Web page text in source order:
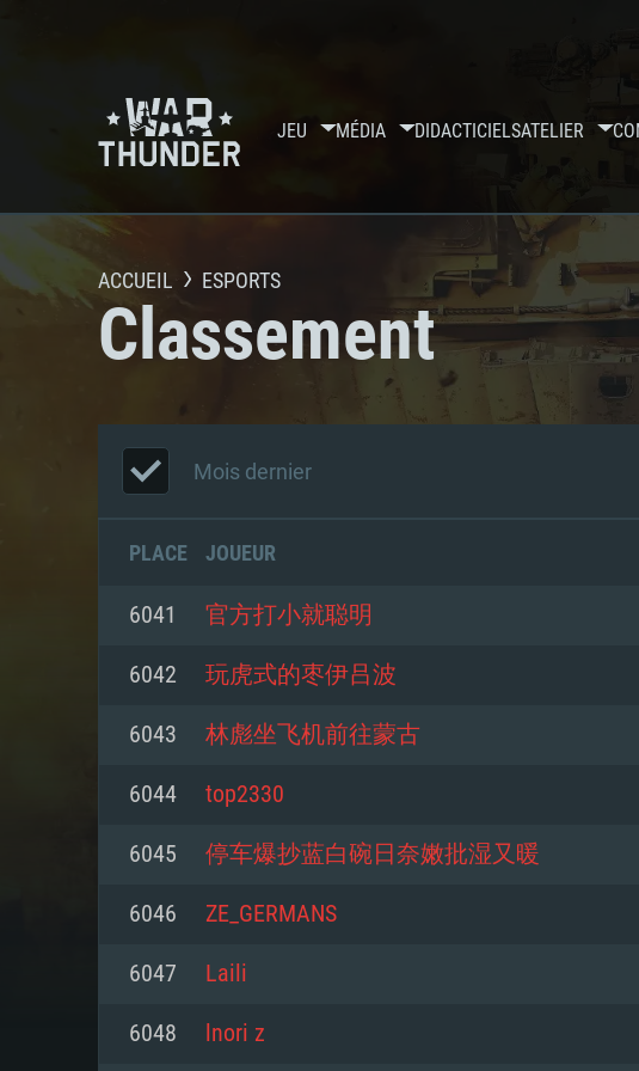
JEU MÉDIA DIDACTICIELSATELIER
ACCUEIL ESPORTS
Classement
Mois dernier
PLACE JOUEUR
6041 官方打小就聪明
6042 玩虎式的枣伊吕波
6043 林彪坐飞机前往蒙古
6044 top2330
6045 停车爆抄蓝白碗日奈嫩批湿又暖
6046 ZE_GERMANS
6047 Laili
6048 lnori z